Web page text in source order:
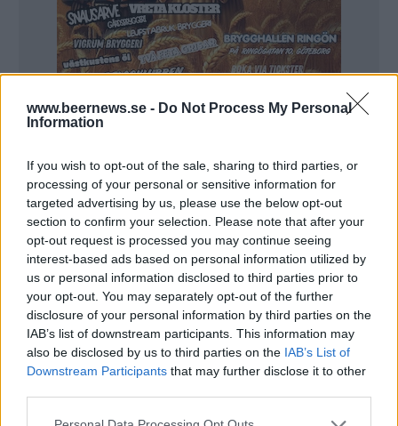
www.beernews.se - Do Not Process My Personal
Information
If you wish to opt-out of the sale, sharing to third parties, or
processing of your personal or sensitive information for
targeted advertising by us, please use the below opt-out
section to confirm your selection. Please note that after your
opt-out request is processed you may continue seeing
interest-based ads based on personal information utilized by
us or personal information disclosed to third parties prior to
your opt-out. You may separately opt-out of the further
disclosure of your personal information by third parties on the
IAB’s list of downstream participants. This information may
also be disclosed by us to third parties on the IAB’s List of
Downstream Participants that may further disclose it to other
Dessutom mäts de bäst säljande ölen
återkommande och där stämmer alkoholhalten i
princip alltid.
– De stora bryggerierna har sin egen avancerade
utrustning och har koll på det.
Men det görs också stickprov av lågalkoholöl.
Landeman ser det som ett kvalitetsarbete.
– Det kan få konsekvenser för konsumenten om man